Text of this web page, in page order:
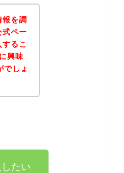
を調
式ペー
るこ
興味
でしょ
たい